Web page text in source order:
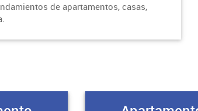
de apartamentos, casas,